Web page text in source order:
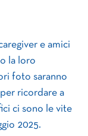
e amici
la loro
foto saranno
ricordare a
ci sono le vite
2025.